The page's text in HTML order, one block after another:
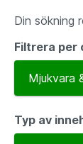
Din sökning
Filtrera per
Typ av